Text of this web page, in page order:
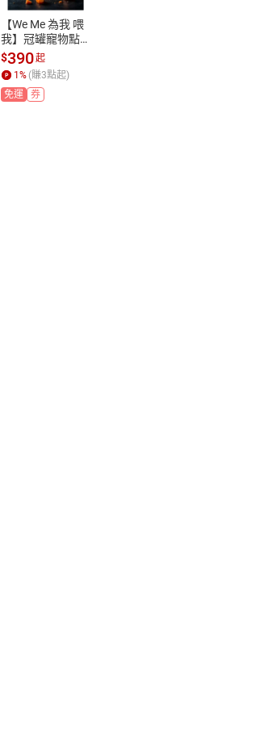
【We Me 為我 喂
我】冠罐寵物點
心｜全樂天最巨
款🔥一支抵多支
🍭超滿足咬咬快
感！｜寵物點心
$390起
1% (賺3點起)
免運
券